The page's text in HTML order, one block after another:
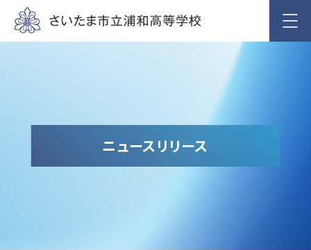
ニュースリリース